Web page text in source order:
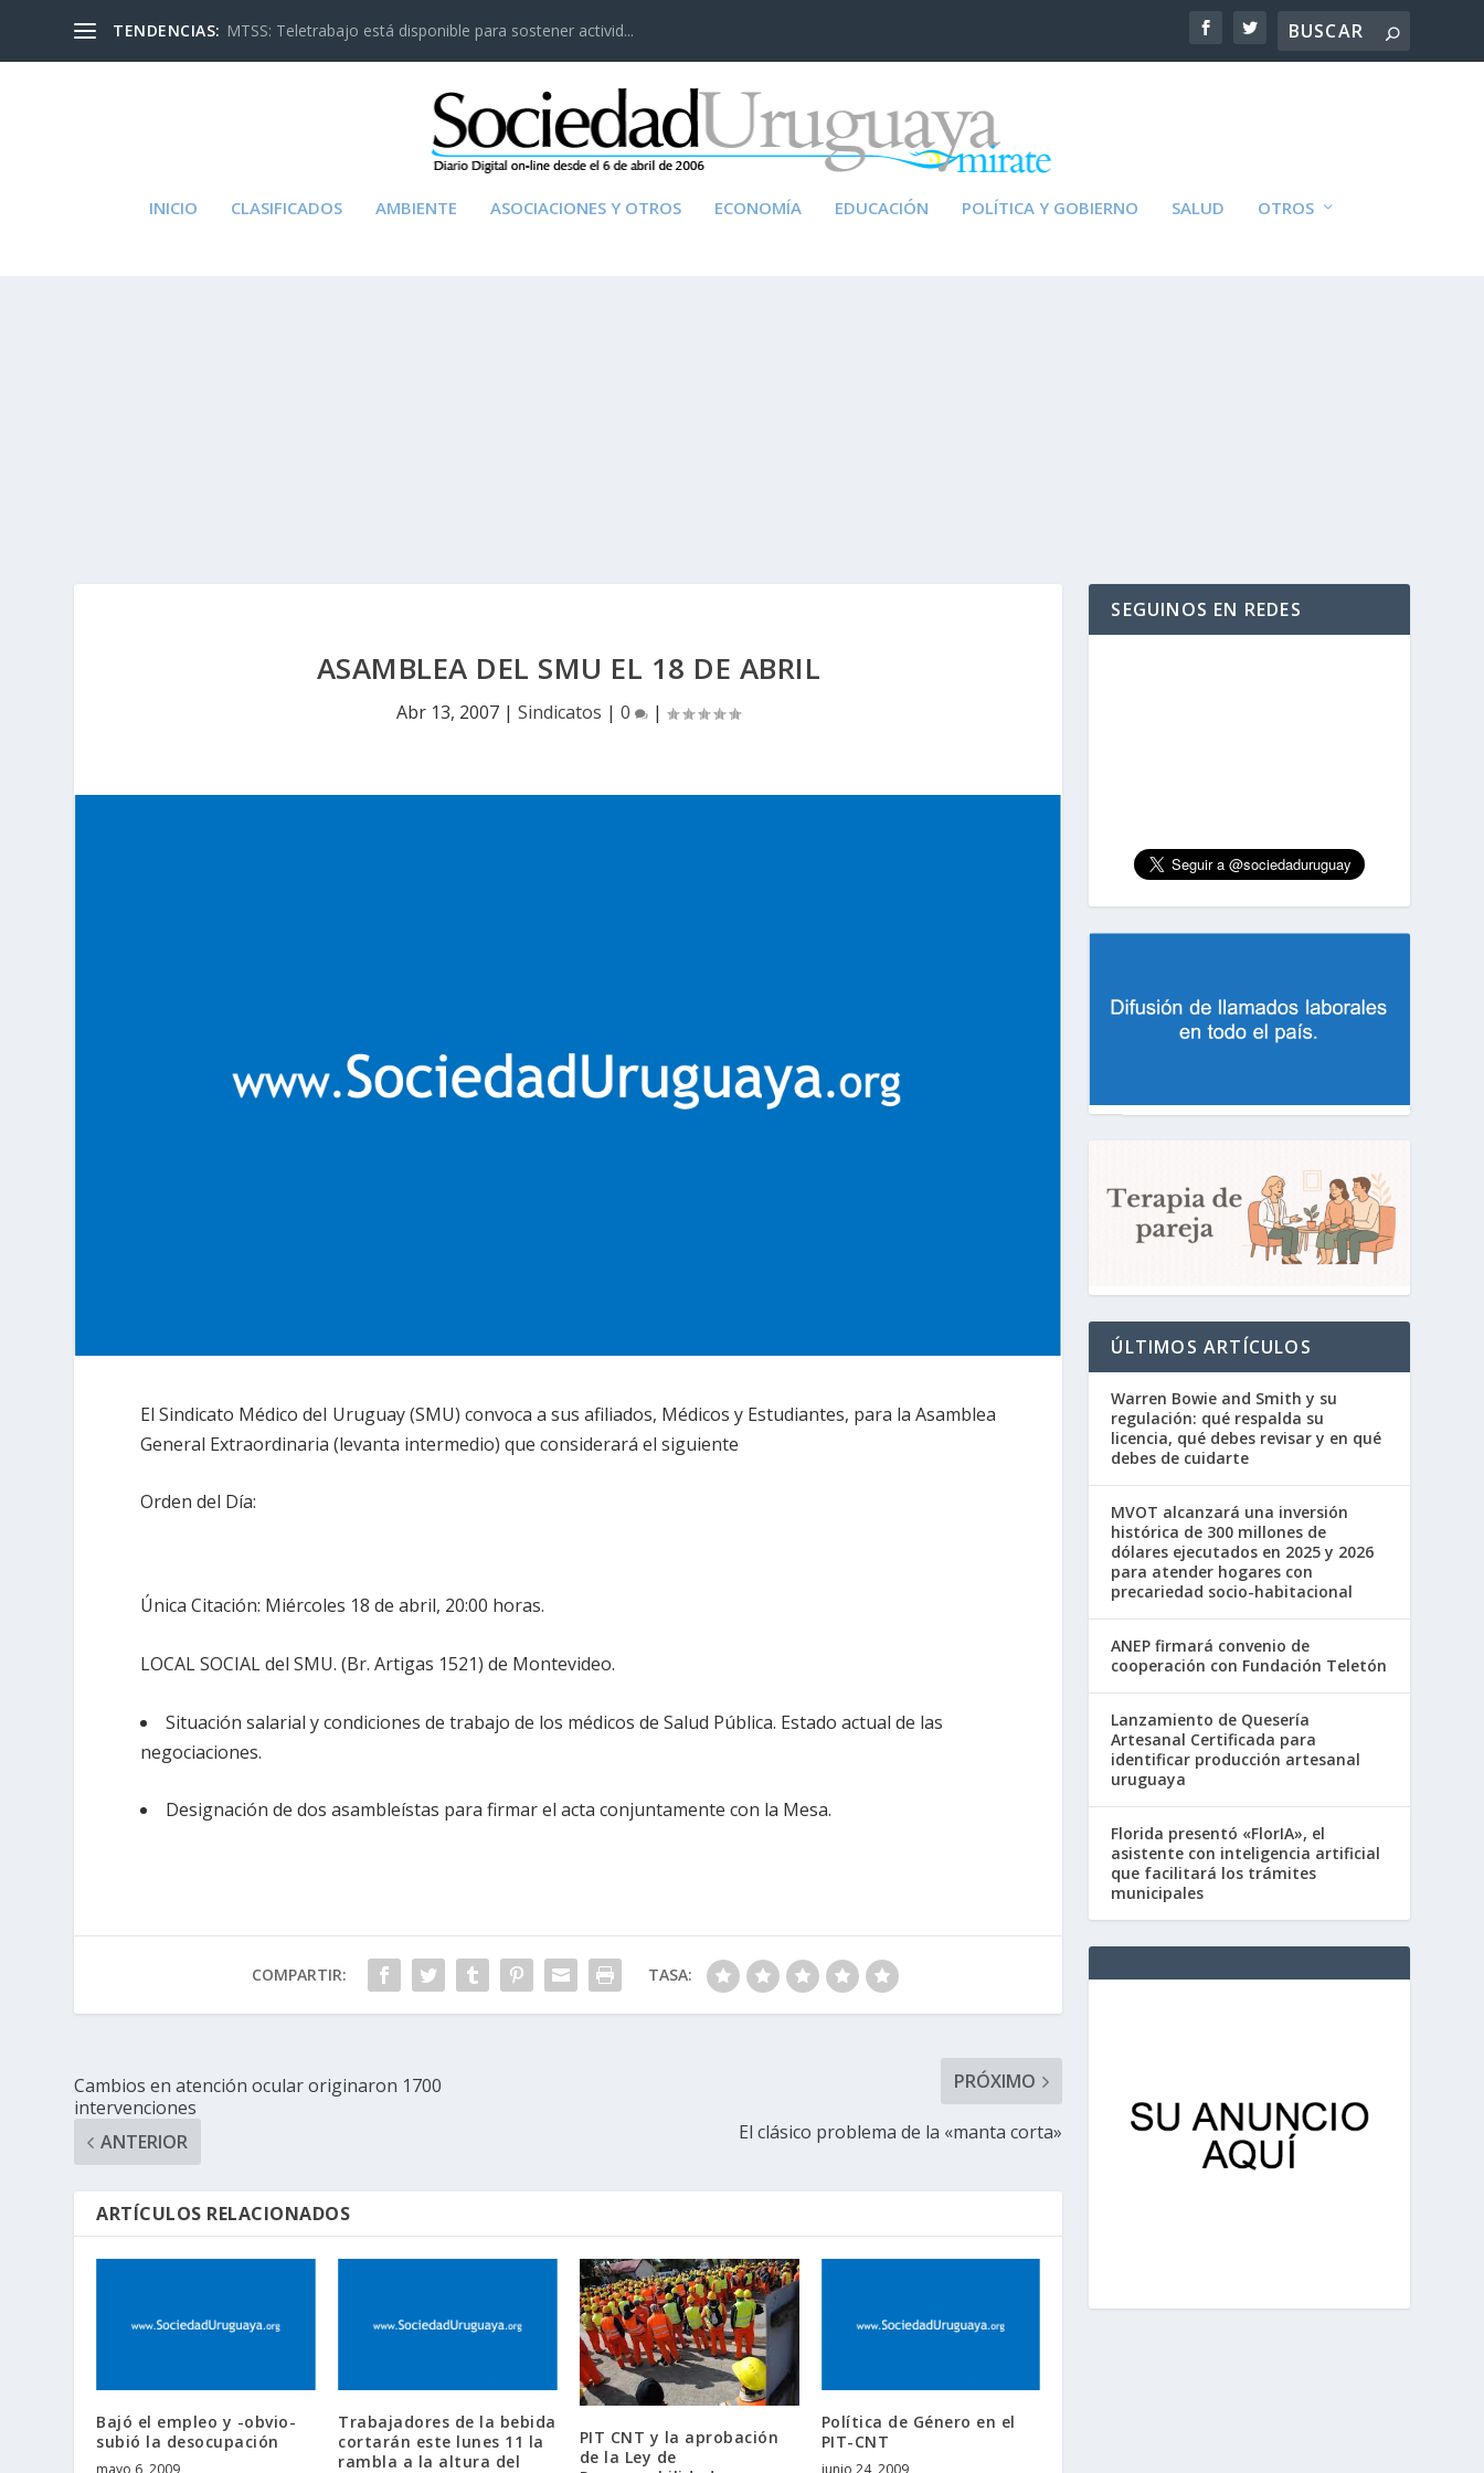
TENDENCIAS: MTSS: Teletrabajo está disponible para sostener activid...
INICIO CLASIFICADOS AMBIENTE ASOCIACIONES Y OTROS ECONOMÍA EDUCACIÓN POLÍTICA Y GOBIERNO SALUD OTROS
ASAMBLEA DEL SMU EL 18 DE ABRIL
Abr 13, 2007 |Sindicatos |0 |
El Sindicato Médico del Uruguay (SMU) convoca a sus afiliados, Médicos y Estudiantes, para la Asamblea
General Extraordinaria (levanta intermedio) que considerará el siguiente
Orden del Día:
Única Citación: Miércoles 18 de abril, 20:00 horas.
LOCAL SOCIAL del SMU. (Br. Artigas 1521) de Montevideo.
Situación salarial y condiciones de trabajo de los médicos de Salud Pública. Estado actual de las
negociaciones.
Designación de dos asambleístas para firmar el acta conjuntamente con la Mesa.
COMPARTIR: TASA:
Cambios en atención ocular originaron 1700
intervenciones
ANTERIOR
PRÓXIMO
El clásico problema de la «manta corta»
ARTÍCULOS RELACIONADOS
Bajó el empleo y -obvio-
subió la desocupación
Trabajadores de la bebida
cortarán este lunes 11 la
rambla a la altura del
PIT CNT y la aprobación
de la Ley de
Política de Género en el
PIT-CNT
SEGUINOS EN REDES
ÚLTIMOS ARTÍCULOS
Warren Bowie and Smith y su
regulación: qué respalda su
licencia, qué debes revisar y en qué
debes de cuidarte
MVOT alcanzará una inversión
histórica de 300 millones de
dólares ejecutados en 2025 y 2026
para atender hogares con
precariedad socio-habitacional
ANEP firmará convenio de
cooperación con Fundación Teletón
Lanzamiento de Quesería
Artesanal Certificada para
identificar producción artesanal
uruguaya
Florida presentó «FlorIA», el
asistente con inteligencia artificial
que facilitará los trámites
municipales